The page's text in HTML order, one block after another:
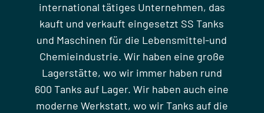
international tätiges Unternehmen, das
kauft und verkauft eingesetzt SS Tanks
und Maschinen für die Lebensmittel-und
Chemieindustrie. Wir haben eine große
Lagerstätte, wo wir immer haben rund
600 Tanks auf Lager. Wir haben auch eine
moderne Werkstatt, wo wir Tanks auf die